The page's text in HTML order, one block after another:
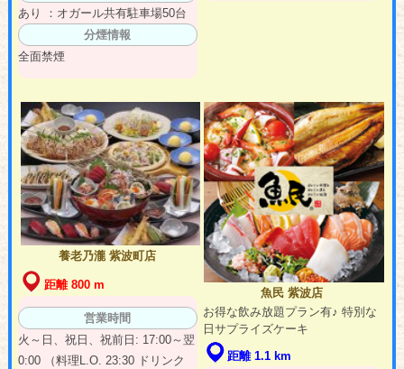
あり ：オガール共有駐車場50台
分煙情報
全面禁煙
養老乃瀧 紫波町店
距離 800 m
営業時間
火～日、祝日、祝前日: 17:00～翌
0:00 （料理L.O. 23:30 ドリンク
魚民 紫波店
お得な飲み放題プラン有♪ 特別な
日サプライズケーキ
距離 1.1 km